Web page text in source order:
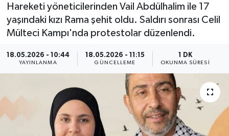
Hareketi yöneticilerinden Vail Abdülhalim ile 17
yaşındaki kızı Rama şehit oldu. Saldırı sonrası Celil
Mülteci Kampı'nda protestolar düzenlendi.
18.05.2026 - 10:44
YAYINLANMA
18.05.2026 - 11:15
GÜNCELLEME
1 DK
OKUNMA SÜRESI
Si̇yaset
Spor
Yaşam
Bi̇li̇m & Teknoloji̇
Haber Arşivi